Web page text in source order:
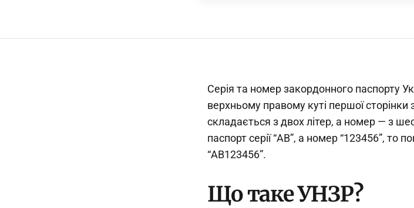
Серія та номер закордонного паспорту
верхньому правому куті першої
складається з двох літер, а номер — з
паспорт серії “АВ”, а номер “123456”, то
“АВ123456”.
Що таке УНЗР?